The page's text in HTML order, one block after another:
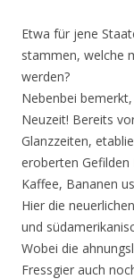
Etwa für jene
stammen, welche
werden?
Nebenbei
Neuzeit! Bereits
Glanzzeiten,
eroberten
Kaffee, Bananen
Hier die
und
Wobei die
Fressgier auch